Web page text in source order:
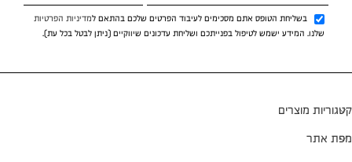
בשליחת הטופס אתם מסכימים לעיבוד הפרטים שלכם בהתאם למדיניות הפרטיות
שלנו. המידע ישמש לטיפול בפנייתכם ושליחת עדכונים שיווקיים (ניתן לבטל בכל עת).
קטגוריות מוצרים
מפת אתר